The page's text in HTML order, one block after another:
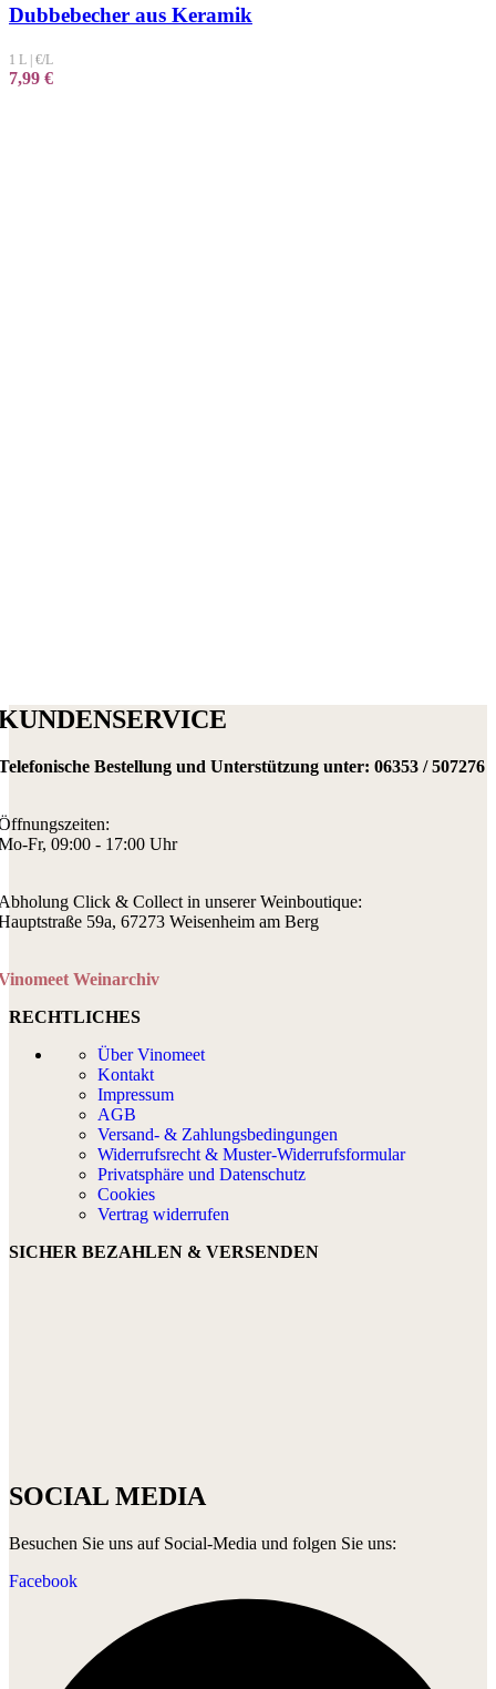
Dubbebecher aus Keramik
1 L €/L
7,99 €
Bestellung und Unterstützung unter: 06353 / 507276
Fr, 09:00 - 17:00 Uhr
Click & Collect in unserer Weinboutique:
59a, 67273 Weisenheim am Berg
Weinarchiv
RECHTLICHES
Über Vinomeet
Kontakt
Impressum
AGB
Versand- & Zahlungsbedingungen
Widerrufsrecht & Muster-Widerrufsformular
Privatsphäre und Datenschutz
Cookies
Vertrag widerrufen
SICHER BEZAHLEN & VERSENDEN
SOCIAL MEDIA
Besuchen Sie uns auf Social-Media und folgen Sie uns:
Facebook